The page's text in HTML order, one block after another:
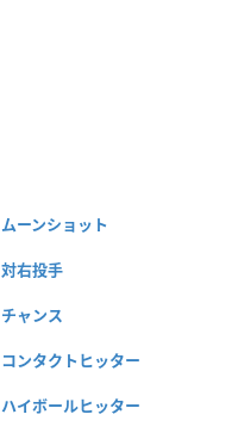
ムーンショット
対右投手
チャンス
コンタクトヒッター
ハイボールヒッター